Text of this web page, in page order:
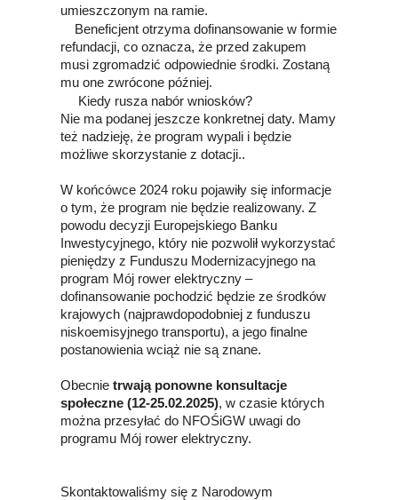
umieszczonym na ramie.
Beneficjent otrzyma dofinansowanie w formie
refundacji, co oznacza, że przed zakupem
musi zgromadzić odpowiednie środki. Zostaną
mu one zwrócone później.
Kiedy rusza nabór wniosków?
Nie ma podanej jeszcze konkretnej daty. Mamy
też nadzieję, że program wypali i będzie
możliwe skorzystanie z dotacji..
W końcówce 2024 roku pojawiły się informacje
o tym, że program nie będzie realizowany. Z
powodu decyzji Europejskiego Banku
Inwestycyjnego, który nie pozwolił wykorzystać
pieniędzy z Funduszu Modernizacyjnego na
program Mój rower elektryczny –
dofinansowanie pochodzić będzie ze środków
krajowych (najprawdopodobniej z funduszu
niskoemisyjnego transportu), a jego finalne
postanowienia wciąż nie są znane.
Obecnie trwają ponowne konsultacje
społeczne (12-25.02.2025), w czasie których
można przesyłać do NFOŚiGW uwagi do
programu Mój rower elektryczny.
Skontaktowaliśmy się z Narodowym